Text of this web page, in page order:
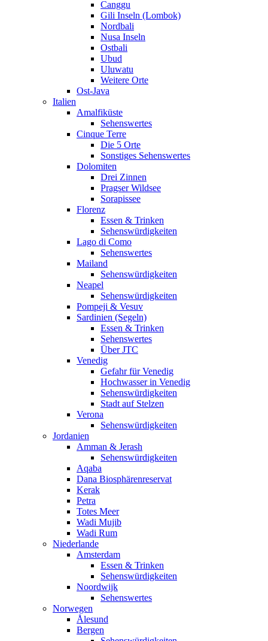
Canggu
Gili Inseln (Lombok)
Nordbali
Nusa Inseln
Ostbali
Ubud
Uluwatu
Weitere Orte
Ost-Java
Italien
Amalfiküste
Sehenswertes
Cinque Terre
Die 5 Orte
Sonstiges Sehenswertes
Dolomiten
Drei Zinnen
Pragser Wildsee
Sorapissee
Florenz
Essen & Trinken
Sehenswürdigkeiten
Lago di Como
Sehenswertes
Mailand
Sehenswürdigkeiten
Neapel
Sehenswürdigkeiten
Pompeji & Vesuv
Sardinien (Segeln)
Essen & Trinken
Sehenswertes
Über JTC
Venedig
Gefahr für Venedig
Hochwasser in Venedig
Sehenswürdigkeiten
Stadt auf Stelzen
Verona
Sehenswürdigkeiten
Jordanien
Amman & Jerash
Sehenswürdigkeiten
Aqaba
Dana Biosphärenreservat
Kerak
Petra
Totes Meer
Wadi Mujib
Wadi Rum
Niederlande
Amsterdam
Essen & Trinken
Sehenswürdigkeiten
Noordwijk
Sehenswertes
Norwegen
Ålesund
Bergen